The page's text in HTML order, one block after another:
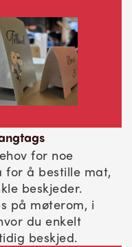
for noe
for å bestille mat,
beskjeder.
på møterom, i
du enkelt
beskjed.